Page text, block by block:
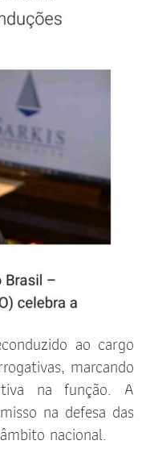
ao cargo
marcando
na função. A
na defesa das
nacional.